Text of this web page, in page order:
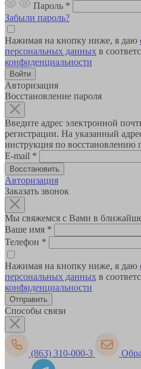
Пароль *
Забыли пароль?
Нажимая на кнопку ниже, я даю
персональных данных в
конфиденциальности
Авторизация
Восстановление пароля
Введите адрес электронной
регистрации. На указанный
инструкция по восстановлению
E-mail *
Авторизация
Заказать звонок
Мы свяжемся с Вами в
Ваше имя *
Телефон *
Нажимая на кнопку ниже, я даю
персональных данных в
конфиденциальности
Способы связи
(863) 310-000-3